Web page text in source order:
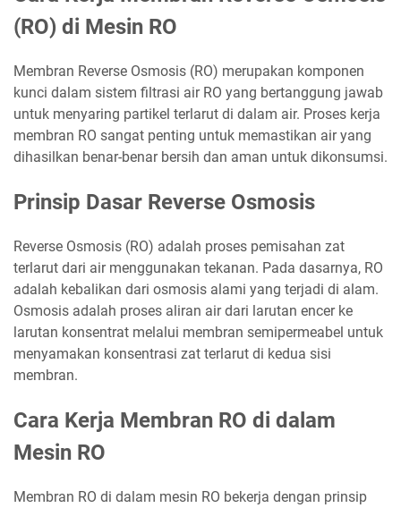
(RO) di Mesin RO
Membran Reverse Osmosis (RO) merupakan komponen
kunci dalam sistem filtrasi air RO yang bertanggung jawab
untuk menyaring partikel terlarut di dalam air. Proses kerja
membran RO sangat penting untuk memastikan air yang
dihasilkan benar-benar bersih dan aman untuk dikonsumsi.
Prinsip Dasar Reverse Osmosis
Reverse Osmosis (RO) adalah proses pemisahan zat
terlarut dari air menggunakan tekanan. Pada dasarnya, RO
adalah kebalikan dari osmosis alami yang terjadi di alam.
Osmosis adalah proses aliran air dari larutan encer ke
larutan konsentrat melalui membran semipermeabel untuk
menyamakan konsentrasi zat terlarut di kedua sisi
membran.
Cara Kerja Membran RO di dalam
Mesin RO
Membran RO di dalam mesin RO bekerja dengan prinsip